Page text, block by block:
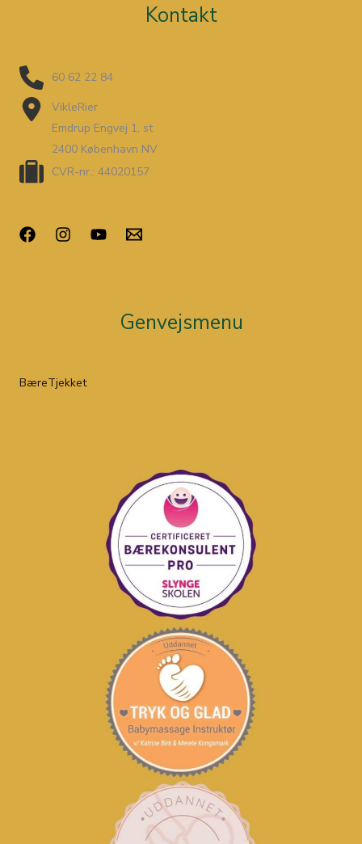
Kontakt
60 62 22 84
VikleRier
Emdrup Engvej 1, st
2400 København NV
CVR-nr.: 44020157
Genvejsmenu
BæreTjekket